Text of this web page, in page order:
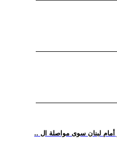
أمام لبنان سوى مواصلة ال